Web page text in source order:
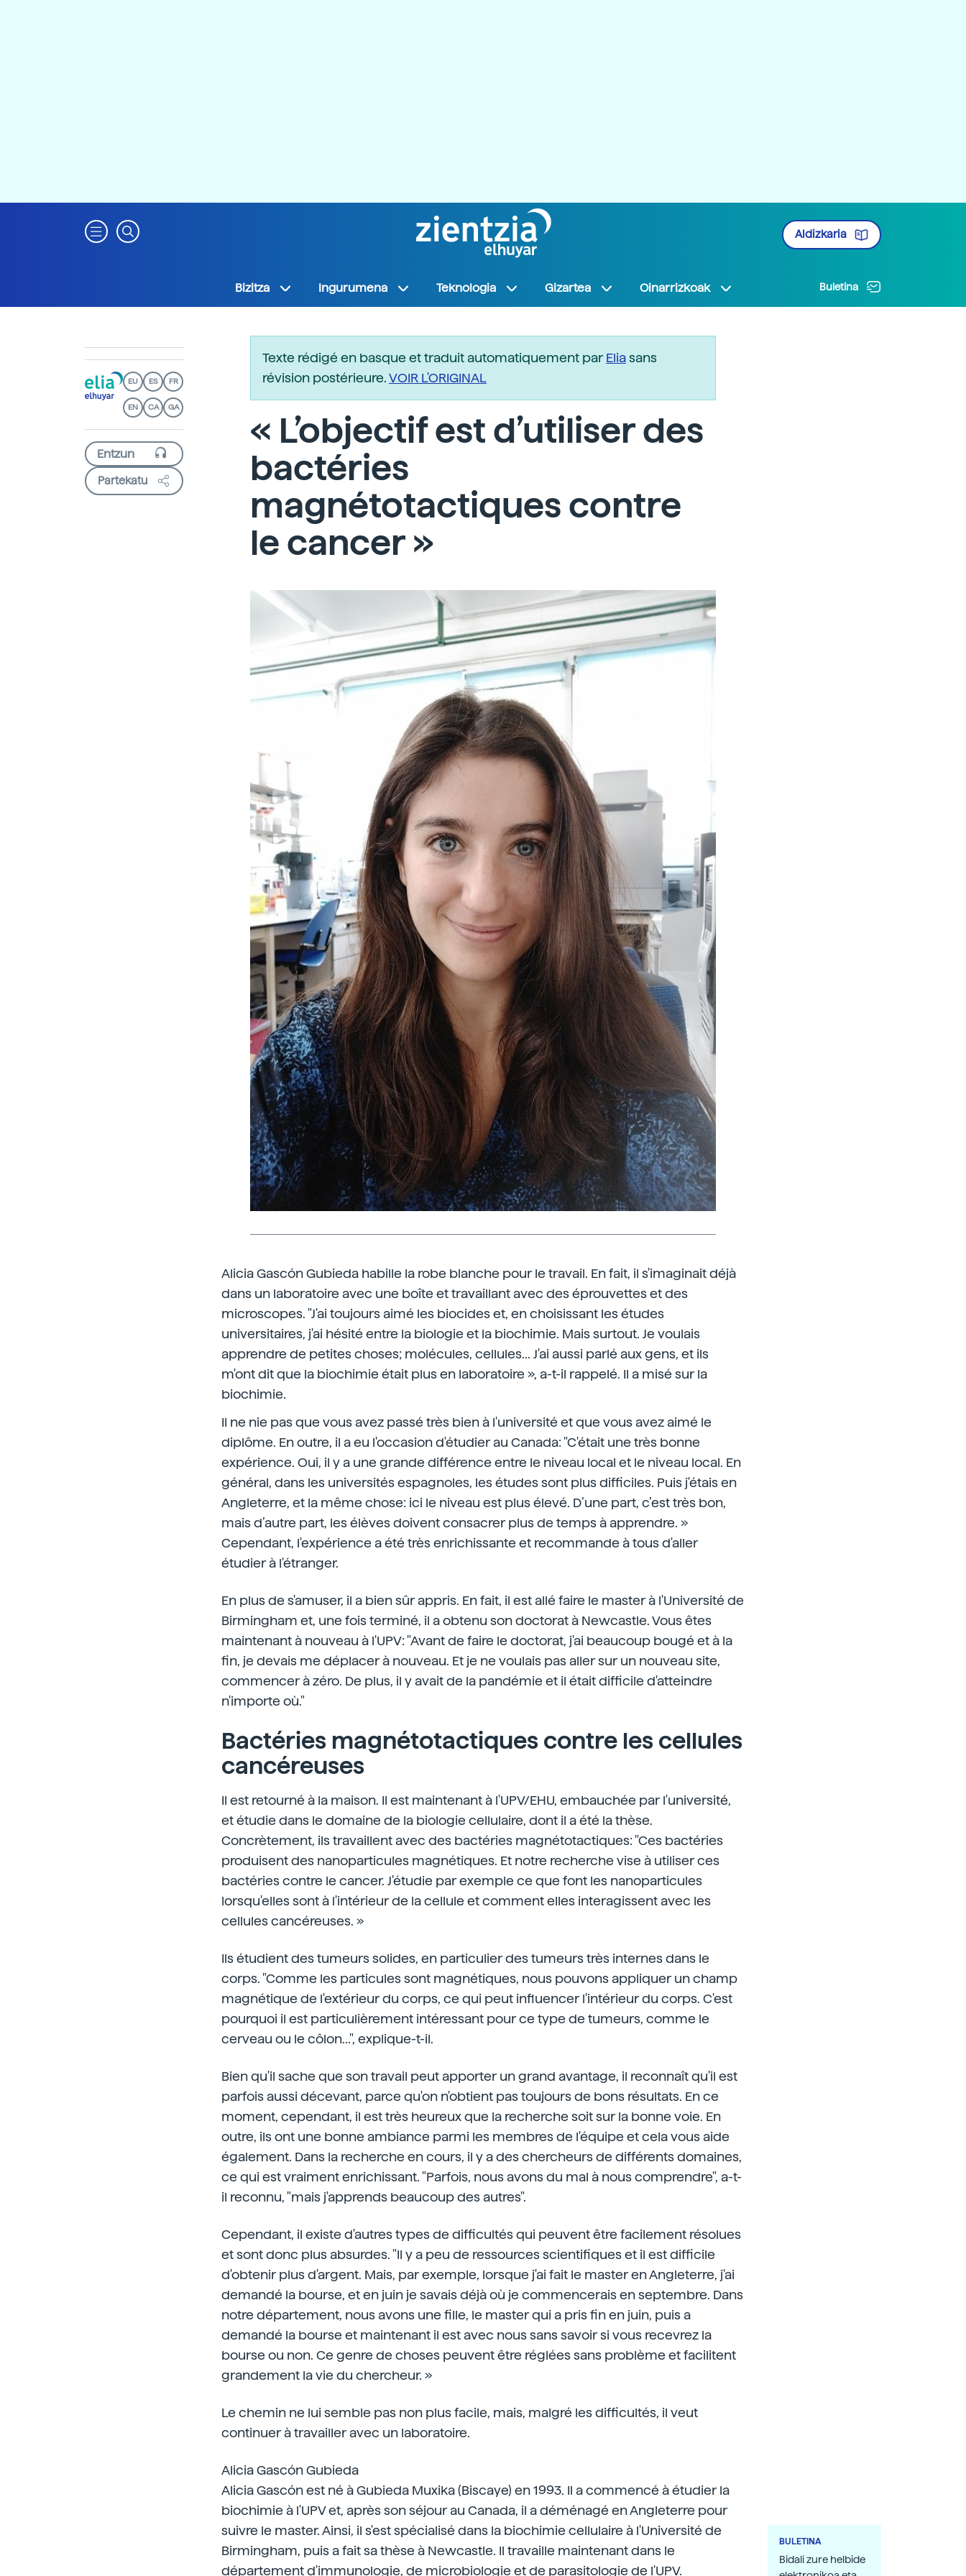
Aldizkaria
Bizitza Ingurumena Teknologia Gizartea Oinarrizkoak Buletina
EU ES FR
EN CA GA
Partekatu
Texte rédigé en basque et traduit automatiquement parEliasans
révision postérieure.VOIR L'ORIGINAL
« L’objectif est d’utiliser des
bactéries
magnétotactiques contre
le cancer »
Alicia Gascón Gubieda habille la robe blanche pour le travail. En fait, il s'imaginait déjà
dans un laboratoire avec une boîte et travaillant avec des éprouvettes et des
microscopes. "J'ai toujours aimé les biocides et, en choisissant les études
universitaires, j'ai hésité entre la biologie et la biochimie. Mais surtout. Je voulais
apprendre de petites choses; molécules, cellules... J'ai aussi parlé aux gens, et ils
m'ont dit que la biochimie était plus en laboratoire », a-t-il rappelé. Il a misé sur la
biochimie.
Il ne nie pas que vous avez passé très bien à l'université et que vous avez aimé le
diplôme. En outre, il a eu l'occasion d'étudier au Canada: "C'était une très bonne
expérience. Oui, il y a une grande différence entre le niveau local et le niveau local. En
général, dans les universités espagnoles, les études sont plus difficiles. Puis j'étais en
Angleterre, et la même chose: ici le niveau est plus élevé. D’une part, c’est très bon,
mais d’autre part, les élèves doivent consacrer plus de temps à apprendre. »
Cependant, l'expérience a été très enrichissante et recommande à tous d'aller
étudier à l'étranger.
En plus de s'amuser, il a bien sûr appris. En fait, il est allé faire le master à l'Université de
Birmingham et, une fois terminé, il a obtenu son doctorat à Newcastle. Vous êtes
maintenant à nouveau à l'UPV: "Avant de faire le doctorat, j'ai beaucoup bougé et à la
fin, je devais me déplacer à nouveau. Et je ne voulais pas aller sur un nouveau site,
commencer à zéro. De plus, il y avait de la pandémie et il était difficile d'atteindre
n'importe où."
Bactéries magnétotactiques contre les cellules
cancéreuses
Il est retourné à la maison. Il est maintenant à l'UPV/EHU, embauchée par l'université,
et étudie dans le domaine de la biologie cellulaire, dont il a été la thèse.
Concrètement, ils travaillent avec des bactéries magnétotactiques: "Ces bactéries
produisent des nanoparticules magnétiques. Et notre recherche vise à utiliser ces
bactéries contre le cancer. J'étudie par exemple ce que font les nanoparticules
lorsqu'elles sont à l'intérieur de la cellule et comment elles interagissent avec les
cellules cancéreuses. »
Ils étudient des tumeurs solides, en particulier des tumeurs très internes dans le
corps. "Comme les particules sont magnétiques, nous pouvons appliquer un champ
magnétique de l'extérieur du corps, ce qui peut influencer l'intérieur du corps. C'est
pourquoi il est particulièrement intéressant pour ce type de tumeurs, comme le
cerveau ou le côlon...", explique-t-il.
Bien qu'il sache que son travail peut apporter un grand avantage, il reconnaît qu'il est
parfois aussi décevant, parce qu'on n'obtient pas toujours de bons résultats. En ce
moment, cependant, il est très heureux que la recherche soit sur la bonne voie. En
outre, ils ont une bonne ambiance parmi les membres de l'équipe et cela vous aide
également. Dans la recherche en cours, il y a des chercheurs de différents domaines,
ce qui est vraiment enrichissant. "Parfois, nous avons du mal à nous comprendre", a-t-
il reconnu, "mais j'apprends beaucoup des autres".
Cependant, il existe d'autres types de difficultés qui peuvent être facilement résolues
et sont donc plus absurdes. "Il y a peu de ressources scientifiques et il est difficile
d'obtenir plus d'argent. Mais, par exemple, lorsque j'ai fait le master en Angleterre, j'ai
demandé la bourse, et en juin je savais déjà où je commencerais en septembre. Dans
notre département, nous avons une fille, le master qui a pris fin en juin, puis a
demandé la bourse et maintenant il est avec nous sans savoir si vous recevrez la
bourse ou non. Ce genre de choses peuvent être réglées sans problème et facilitent
grandement la vie du chercheur. »
Le chemin ne lui semble pas non plus facile, mais, malgré les difficultés, il veut
continuer à travailler avec un laboratoire.
Alicia Gascón Gubieda
Alicia Gascón est né à Gubieda Muxika (Biscaye) en 1993. Il a commencé à étudier la
biochimie à l'UPV et, après son séjour au Canada, il a déménagé en Angleterre pour
suivre le master. Ainsi, il s'est spécialisé dans la biochimie cellulaire à l'Université de
Birmingham, puis a fait sa thèse à Newcastle. Il travaille maintenant dans le
département d'immunologie, de microbiologie et de parasitologie de l'UPV.
BULETINA
Bidali zure helbide